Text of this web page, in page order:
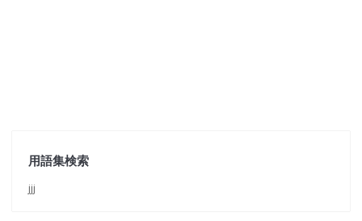
用語集検索
jjj